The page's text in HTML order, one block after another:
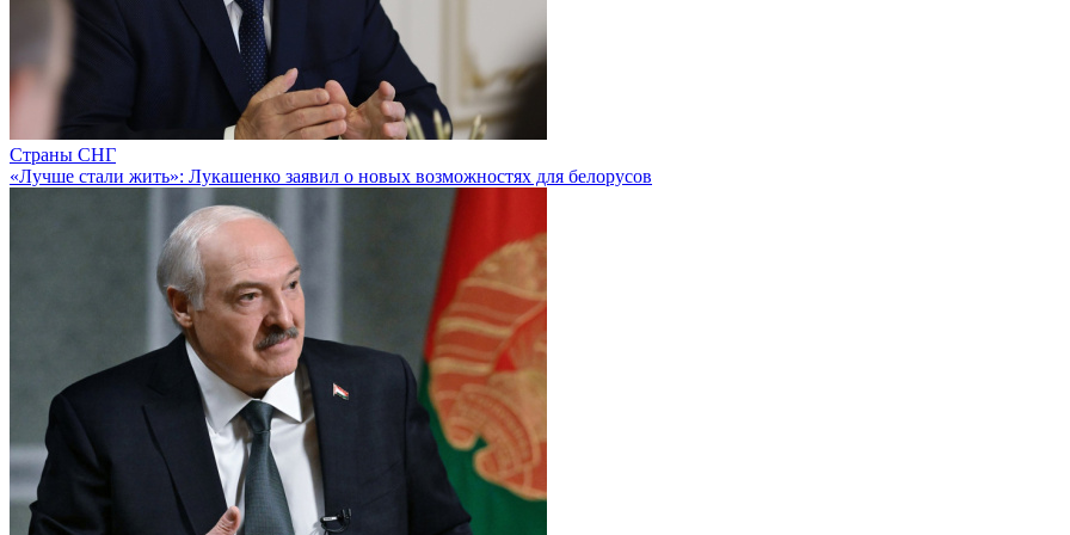
Страны СНГ
«Лучше стали жить»: Лукашенко заявил о новых возможностях для белорусов